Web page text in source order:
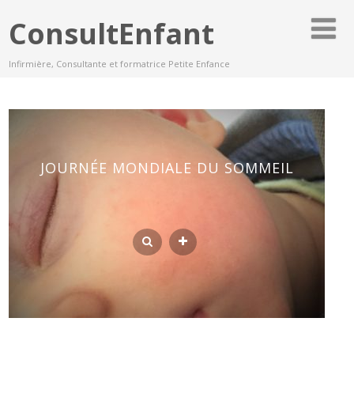
ConsultEnfant
Infirmière, Consultante et formatrice Petite Enfance
JOURNÉE MONDIALE DU SOMMEIL